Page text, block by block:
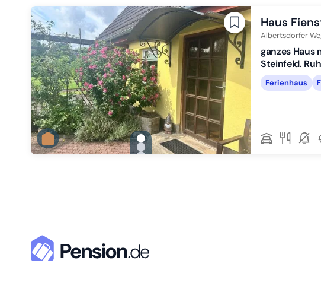
gallery.slide_selector
Zu Slide 1 wechseln
Zu Slide 2 wechseln
Haus
Albertsdorfer
ganzes Haus
Steinfeld.
Ferienhaus